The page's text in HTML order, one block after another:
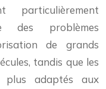
particulièrement
des problèmes
de grands
tandis que les
plus adaptés aux